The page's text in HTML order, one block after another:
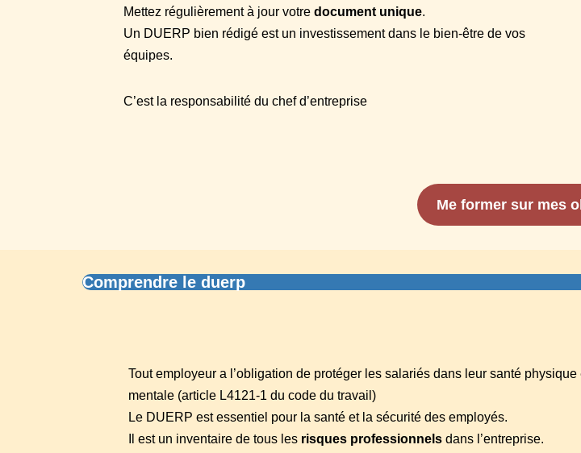
Mettez régulièrement à jour votredocument unique.
Un DUERP bien rédigé est un investissement dans le bien-être de vos
équipes.
C’est la responsabilité du chef d’entreprise
Me former sur mes
Comprendre le duerp
Tout employeur a l’obligation de protéger les salariés dans leur santé physique
mentale (article L4121-1 du code du travail)
Le DUERP est essentiel pour la santé et la sécurité des employés.
Il est un inventaire de tous les risques professionnels dans l’entreprise.